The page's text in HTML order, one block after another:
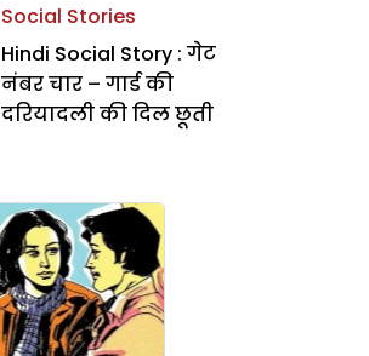
Social Stories
Hindi Social Story : गेट
नंबर चार – गार्ड की
दरियादली की दिल छूती